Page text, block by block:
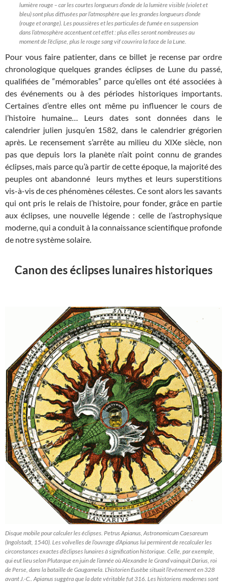
lumière rouge – car les courtes longueurs d’onde de la lumière visible (violet et
bleu) sont plus diffusées par l’atmosphère que les grandes longueurs d’onde
(rouge et orange). Les poussières et les particules de fumée en suspension
dans l’atmosphère accentuent cet effet : plus elles seront nombreuses au
moment de l’éclipse, plus le rouge sang vif couvrira la face de la Lune.
Pour vous faire patienter, dans ce billet je recense par ordre
chronologique quelques grandes éclipses de Lune du passé,
qualifiées de “mémorables” parce qu’elles ont été associées à
des événements ou à des périodes historiques importants.
Certaines d’entre elles ont même pu influencer le cours de
l’histoire humaine… Leurs dates sont données dans le
calendrier julien jusqu’en 1582, dans le calendrier grégorien
après. Le recensement s’arrête au milieu du XIXe siècle, non
pas que depuis lors la planète n’ait point connu de grandes
éclipses, mais parce qu’à partir de cette époque, la majorité des
peuples ont abandonné leurs mythes et leurs superstitions
vis-à-vis de ces phénomènes célestes. Ce sont alors les savants
qui ont pris le relais de l’histoire, pour fonder, grâce en partie
aux éclipses, une nouvelle légende : celle de l’astrophysique
moderne, qui a conduit à la connaissance scientifique profonde
de notre système solaire.
Canon des éclipses lunaires historiques
Disque mobile pour calculer les éclipses. Petrus Apianus, Astronomicum Caesareum
(Ingolstadt, 1540). Les volvelles de l’ouvrage d’Apianus lui permirent de recalculer les
circonstances exactes d’éclipses lunaires à signification historique. Celle, par exemple,
qui eut lieu selon Plutarque en juin de l’année où Alexandre le Grand vainquit Darius, roi
de Perse, dans la bataille de Gaugamela. L’historien Eusèbe situait l’événement en 328
avant J.-C.. Apianus suggéra que la date véritable fut 316. Les historiens modernes sont